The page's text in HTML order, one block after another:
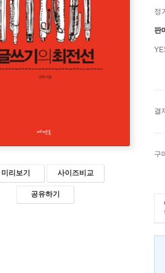
미리보기 사이즈비교
공유하기
정
판
결
구